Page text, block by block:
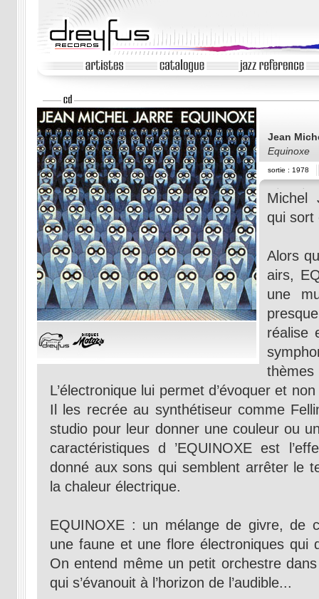
Jean
Equinoxe
sortie : 1978
Michel
qui sort
Alors
airs,
une
réalise
L’électronique lui permet d’évoquer et
Il les recrée au synthétiseur comme
studio pour leur donner une couleur ou
caractéristiques d ’EQUINOXE est
donné aux sons qui semblent arrêter le
la chaleur électrique.
EQUINOXE : un mélange de givre, de
une faune et une flore électroniques qui
On entend même un petit orchestre
qui s’évanouit à l’horizon de l’audible...